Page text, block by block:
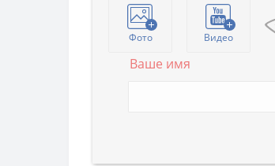
Фото Видео
Ваше имя